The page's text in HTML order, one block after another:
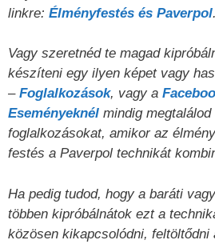
linkre: Élményfestés és Paverpol.
Vagy szeretnéd te magad
készíteni egy ilyen képet vagy
– Foglalkozások, vagy a
Eseményeknél mindig
foglalkozásokat, amikor az
festés a Paverpol technikát
Ha pedig tudod, hogy a baráti
többen kipróbálnátok ezt a
közösen kikapcsolódni,